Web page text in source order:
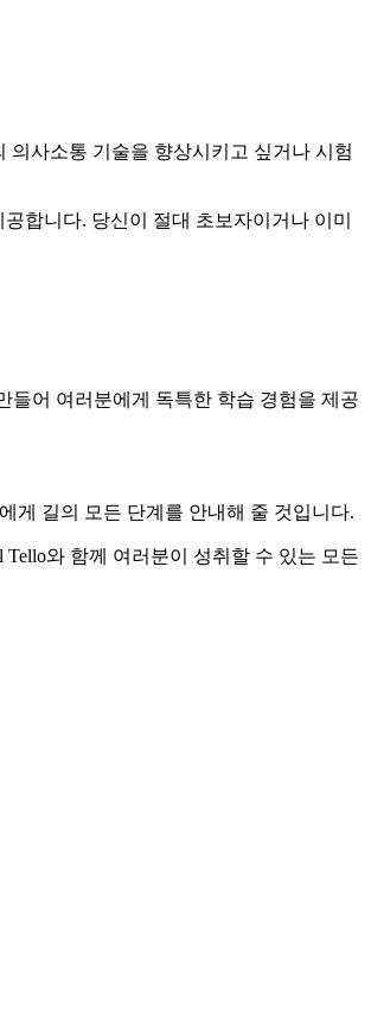
의사소통 기술을 향상시키고 싶거나 시험
합니다. 당신이 절대 초보자이거나 이미
들어 여러분에게 독특한 학습 경험을 제공
게 길의 모든 단계를 안내해 줄 것입니다.
와 함께 여러분이 성취할 수 있는 모든